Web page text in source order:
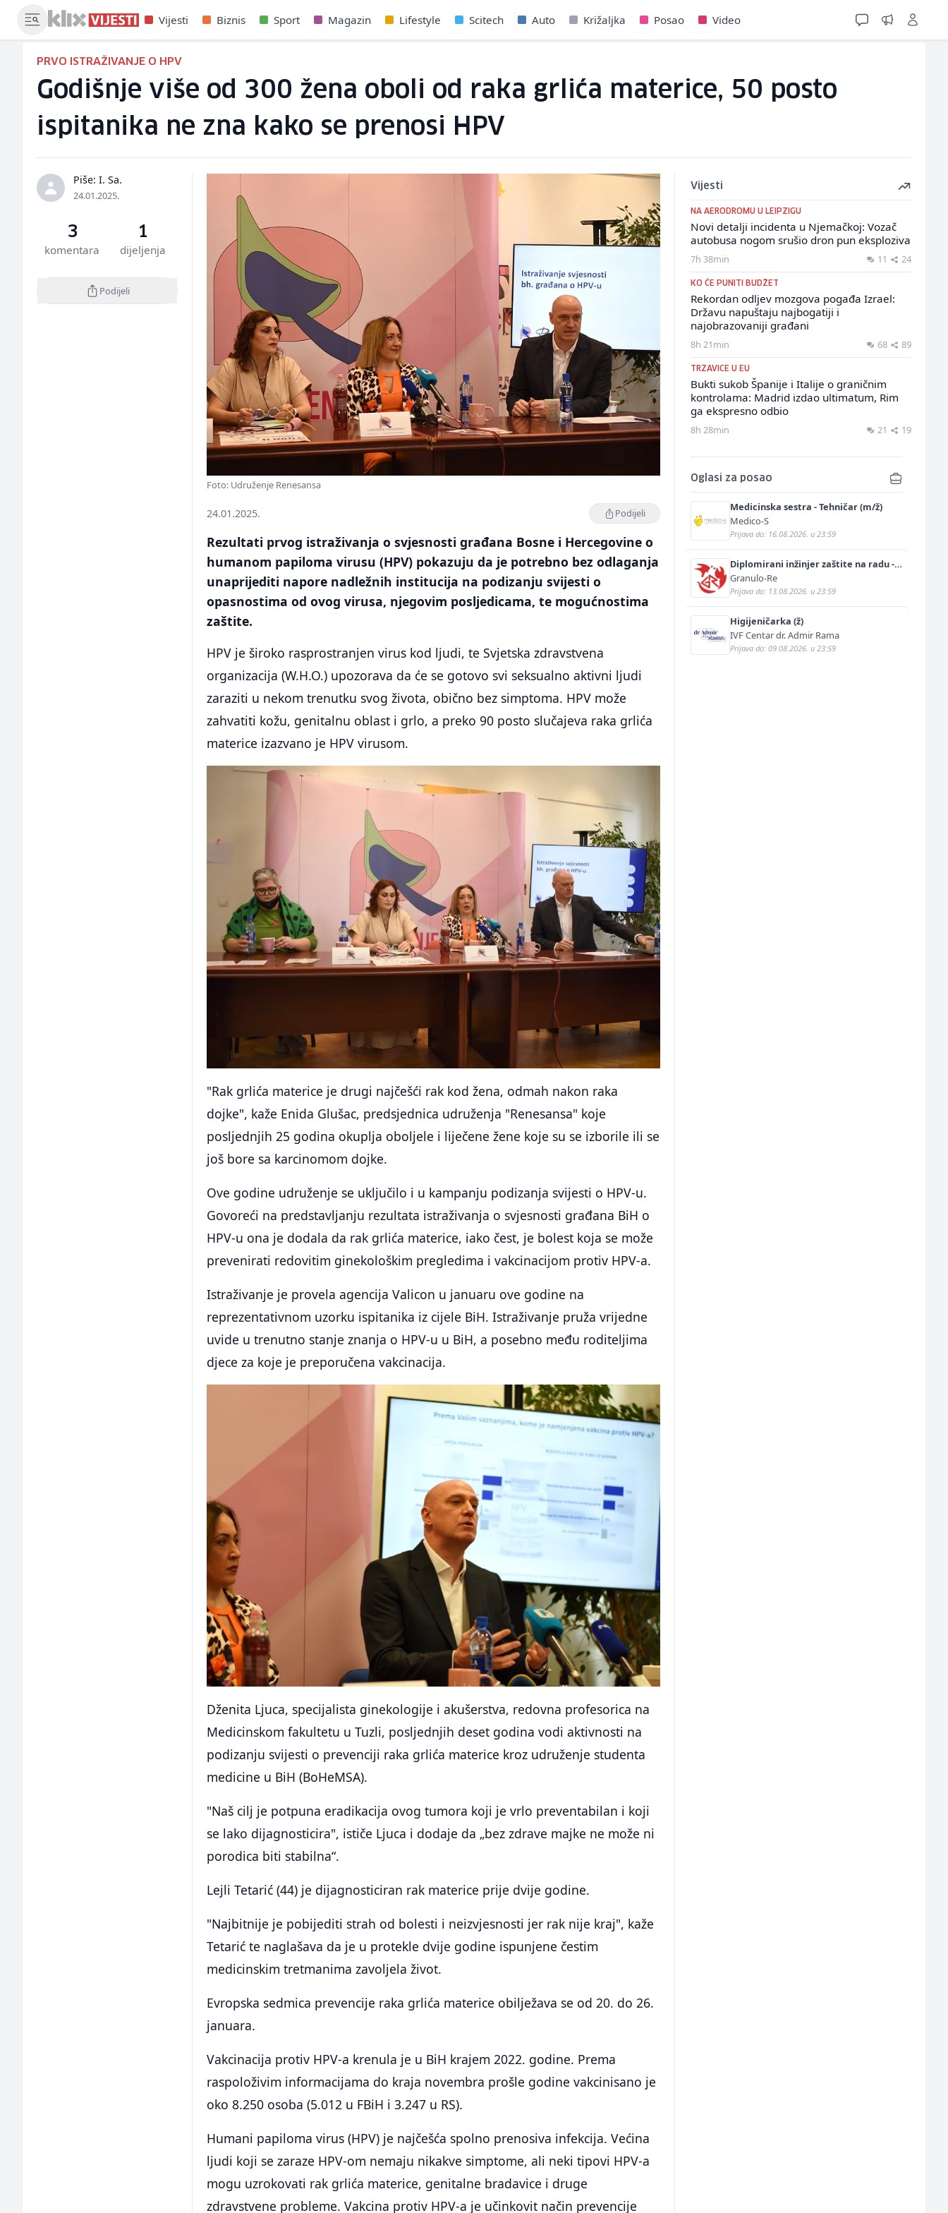
Vijesti Biznis Sport Magazin Lifestyle Scitech Auto Križaljka Posao Video
PRVO ISTRAŽIVANJE O HPV
Godišnje više od 300 žena oboli od raka grlića materice, 50 posto
ispitanika ne zna kako se prenosi HPV
Piše: I. Sa.
24.01.2025.
3
komentara
1
dijeljenja
Podijeli
Foto: Udruženje Renesansa
24.01.2025. Podijeli
Rezultati prvog istraživanja o svjesnosti građana Bosne i Hercegovine o
humanom papiloma virusu (HPV) pokazuju da je potrebno bez odlaganja
unaprijediti napore nadležnih institucija na podizanju svijesti o
opasnostima od ovog virusa, njegovim posljedicama, te mogućnostima
zaštite.
HPV je široko rasprostranjen virus kod ljudi, te Svjetska zdravstvena
organizacija (W.H.O.) upozorava da će se gotovo svi seksualno aktivni ljudi
zaraziti u nekom trenutku svog života, obično bez simptoma. HPV može
zahvatiti kožu, genitalnu oblast i grlo, a preko 90 posto slučajeva raka grlića
materice izazvano je HPV virusom.
"Rak grlića materice je drugi najčešći rak kod žena, odmah nakon raka
dojke", kaže Enida Glušac, predsjednica udruženja "Renesansa" koje
posljednjih 25 godina okuplja oboljele i liječene žene koje su se izborile ili se
još bore sa karcinomom dojke.
Ove godine udruženje se uključilo i u kampanju podizanja svijesti o HPV-u.
Govoreći na predstavljanju rezultata istraživanja o svjesnosti građana BiH o
HPV-u ona je dodala da rak grlića materice, iako čest, je bolest koja se može
prevenirati redovitim ginekološkim pregledima i vakcinacijom protiv HPV-a.
Istraživanje je provela agencija Valicon u januaru ove godine na
reprezentativnom uzorku ispitanika iz cijele BiH. Istraživanje pruža vrijedne
uvide u trenutno stanje znanja o HPV-u u BiH, a posebno među roditeljima
djece za koje je preporučena vakcinacija.
Dženita Ljuca, specijalista ginekologije i akušerstva, redovna profesorica na
Medicinskom fakultetu u Tuzli, posljednjih deset godina vodi aktivnosti na
podizanju svijesti o prevenciji raka grlića materice kroz udruženje studenta
medicine u BiH (BoHeMSA).
"Naš cilj je potpuna eradikacija ovog tumora koji je vrlo preventabilan i koji
se lako dijagnosticira", ističe Ljuca i dodaje da „bez zdrave majke ne može ni
porodica biti stabilna“.
Lejli Tetarić (44) je dijagnosticiran rak materice prije dvije godine.
"Najbitnije je pobijediti strah od bolesti i neizvjesnosti jer rak nije kraj", kaže
Tetarić te naglašava da je u protekle dvije godine ispunjene čestim
medicinskim tretmanima zavoljela život.
Evropska sedmica prevencije raka grlića materice obilježava se od 20. do 26.
januara.
Vakcinacija protiv HPV-a krenula je u BiH krajem 2022. godine. Prema
raspoloživim informacijama do kraja novembra prošle godine vakcinisano je
oko 8.250 osoba (5.012 u FBiH i 3.247 u RS).
Humani papiloma virus (HPV) je najčešća spolno prenosiva infekcija. Većina
ljudi koji se zaraze HPV-om nemaju nikakve simptome, ali neki tipovi HPV-a
mogu uzrokovati rak grlića materice, genitalne bradavice i druge
zdravstvene probleme. Vakcina protiv HPV-a je učinkovit način prevencije
Vijesti
NA AERODROMU U LEIPZIGU
Novi detalji incidenta u Njemačkoj: Vozač
autobusa nogom srušio dron pun eksploziva
7h 38min 11 24
KO ĆE PUNITI BUDŽET
Rekordan odljev mozgova pogađa Izrael:
Državu napuštaju najbogatiji i
najobrazovaniji građani
8h 21min 68 89
TRZAVICE U EU
Bukti sukob Španije i Italije o graničnim
kontrolama: Madrid izdao ultimatum, Rim
ga ekspresno odbio
8h 28min 21 19
Oglasi za posao
Medicinska sestra - Tehničar (m/ž)
Medico-S
Prijava do: 16.08.2026. u 23:59
Diplomirani inžinjer zaštite na radu -
Bachelor inžinjer sigurnosti i pomoći
(m/ž)
Granulo-Re
Prijava do: 13.08.2026. u 23:59
Higijeničarka (ž)
IVF Centar dr. Admir Rama
Prijava do: 09.08.2026. u 23:59